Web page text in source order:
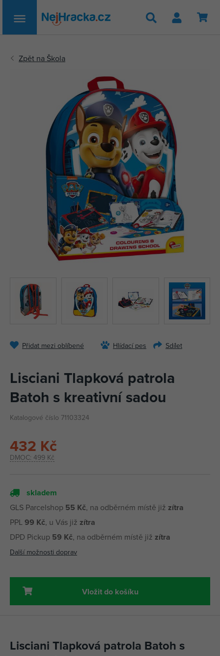
Hledat
Přidat mezi oblíbené Hlídací pes Sdílet
Lisciani Tlapková patrola
Batoh s kreativní sadou
Katalogové číslo 71103324
DMOC: 499 Kč
432 Kč
skladem
GLS Parcelshop 55 Kč, na odběrném místě již zítra
PPL99 Kč, u Vás již zítra
DPD Pickup 59 Kč, na odběrném místě již zítra
Další možnosti doprav
Vložit do košíku
Lisciani Tlapková patrola Batoh s